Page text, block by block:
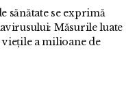
sănătate se exprimă
Măsurile luate
a milioane de